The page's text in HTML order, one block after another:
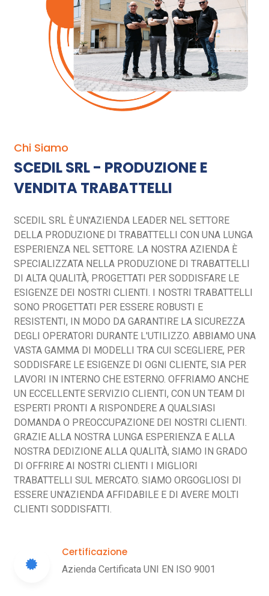
Chi Siamo
SCEDIL SRL - PRODUZIONE E
VENDITA TRABATTELLI
SCEDIL SRL È UN'AZIENDA LEADER NEL SETTORE
DELLA PRODUZIONE DI TRABATTELLI CON UNA LUNGA
ESPERIENZA NEL SETTORE. LA NOSTRA AZIENDA È
SPECIALIZZATA NELLA PRODUZIONE DI TRABATTELLI
DI ALTA QUALITÀ, PROGETTATI PER SODDISFARE LE
ESIGENZE DEI NOSTRI CLIENTI. I NOSTRI TRABATTELLI
SONO PROGETTATI PER ESSERE ROBUSTI E
RESISTENTI, IN MODO DA GARANTIRE LA SICUREZZA
DEGLI OPERATORI DURANTE L'UTILIZZO. ABBIAMO UNA
VASTA GAMMA DI MODELLI TRA CUI SCEGLIERE, PER
SODDISFARE LE ESIGENZE DI OGNI CLIENTE, SIA PER
LAVORI IN INTERNO CHE ESTERNO. OFFRIAMO ANCHE
UN ECCELLENTE SERVIZIO CLIENTI, CON UN TEAM DI
ESPERTI PRONTI A RISPONDERE A QUALSIASI
DOMANDA O PREOCCUPAZIONE DEI NOSTRI CLIENTI.
GRAZIE ALLA NOSTRA LUNGA ESPERIENZA E ALLA
NOSTRA DEDIZIONE ALLA QUALITÀ, SIAMO IN GRADO
DI OFFRIRE AI NOSTRI CLIENTI I MIGLIORI
TRABATTELLI SUL MERCATO. SIAMO ORGOGLIOSI DI
ESSERE UN'AZIENDA AFFIDABILE E DI AVERE MOLTI
CLIENTI SODDISFATTI.
Certificazione
Azienda Certificata UNI EN ISO 9001